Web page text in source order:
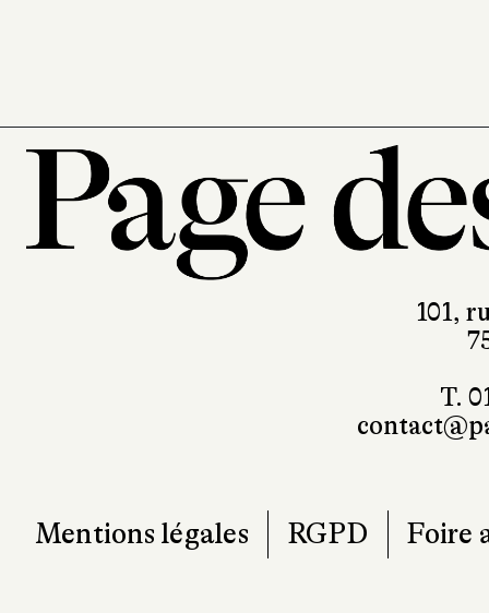
101,
T.
Mentions légales RGPD Foire